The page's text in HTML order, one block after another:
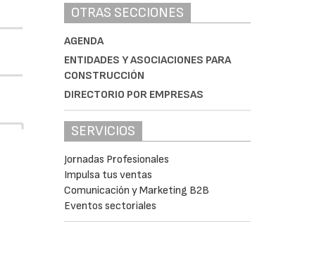
OTRAS SECCIONES
AGENDA
ENTIDADES Y ASOCIACIONES PARA
CONSTRUCCIÓN
DIRECTORIO POR EMPRESAS
SERVICIOS
Jornadas Profesionales
Impulsa tus ventas
Comunicación y Marketing B2B
Eventos sectoriales